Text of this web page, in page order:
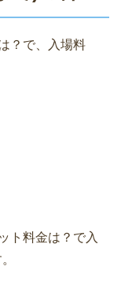
？で、入場料
ト料金は？で入